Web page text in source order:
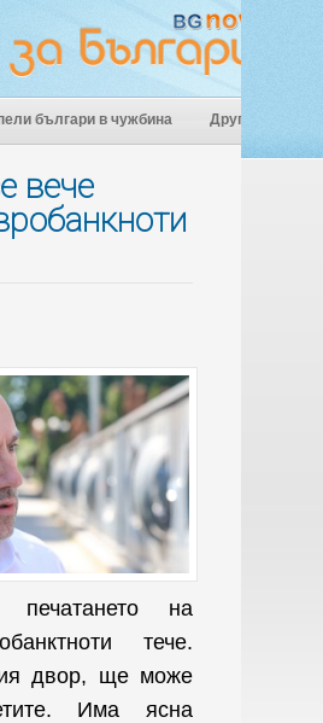
българи в чужбина Други
вече
печатането на
тече.
двор, ще може
Има ясна